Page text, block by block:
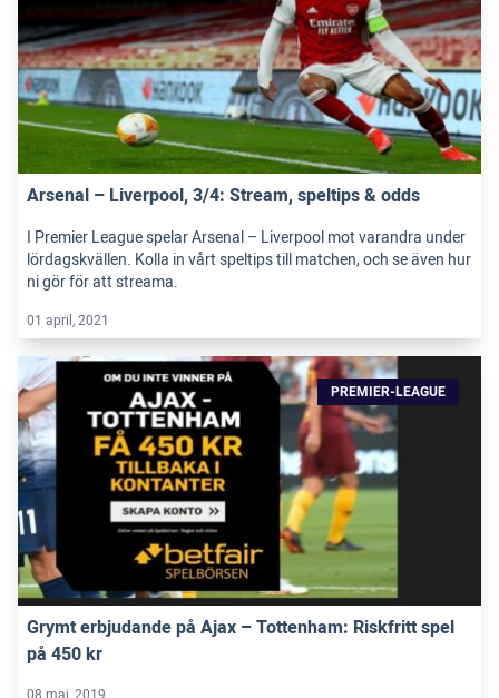
Arsenal – Liverpool, 3/4: Stream, speltips & odds
I Premier League spelar Arsenal – Liverpool mot varandra under
lördagskvällen. Kolla in vårt speltips till matchen, och se även hur
ni gör för att streama.
01 april, 2021
PREMIER-LEAGUE
Grymt erbjudande på Ajax – Tottenham: Riskfritt spel
på 450 kr